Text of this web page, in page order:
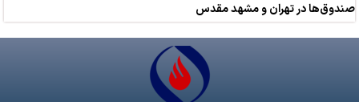
صندوق‌ها در تهران و مشهد مقدس